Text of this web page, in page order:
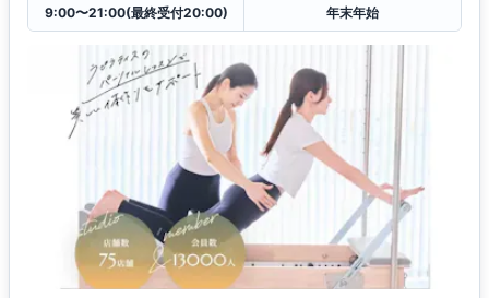
9:00〜21:00(最終受付20:00)
年末年始